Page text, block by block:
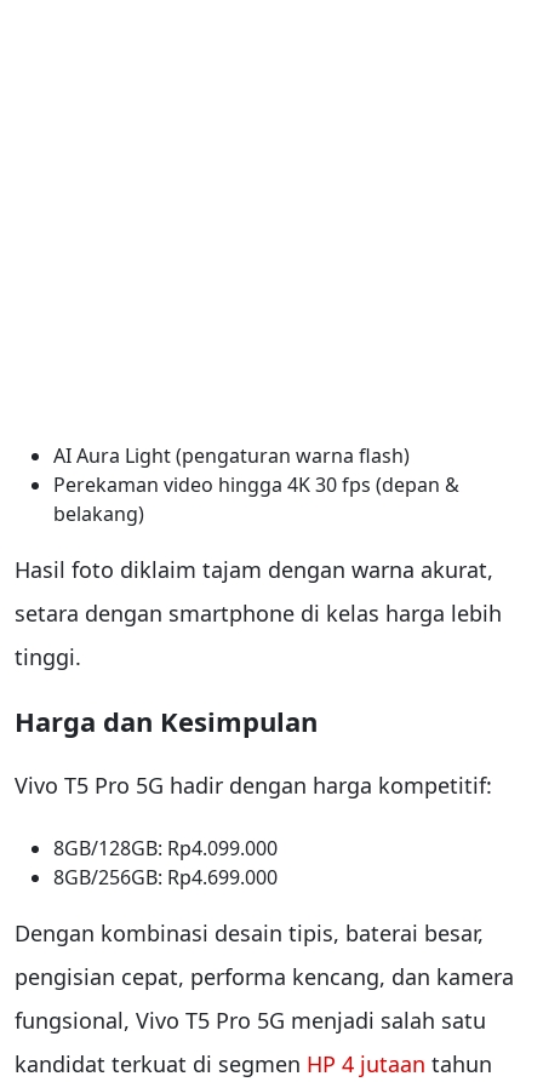
AI Aura Light (pengaturan warna flash)
Perekaman video hingga 4K 30 fps (depan &
belakang)
Hasil foto diklaim tajam dengan warna akurat,
setara dengan smartphone di kelas harga lebih
tinggi.
Harga dan Kesimpulan
Vivo T5 Pro 5G hadir dengan harga kompetitif:
8GB/128GB: Rp4.099.000
8GB/256GB: Rp4.699.000
Dengan kombinasi desain tipis, baterai besar,
pengisian cepat, performa kencang, dan kamera
fungsional, Vivo T5 Pro 5G menjadi salah satu
kandidat terkuat di segmen HP 4 jutaan tahun